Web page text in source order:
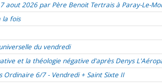
aout 2026 par Père Benoit Tertrais à Paray-Le-
la fois
du vendredi
et la théologie négative d'après Denys
Ordinaire 6/7 - Vendredi + Saint Sixte II